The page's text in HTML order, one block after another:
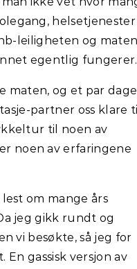
helsetjenester
leiligheten og
egentlig fungerer.
maten, og et par
partner oss klare til
til noen av
noen av erfaringene
om mange års
jeg gikk rundt og
vi besøkte, så jeg for
gassisk versjon av